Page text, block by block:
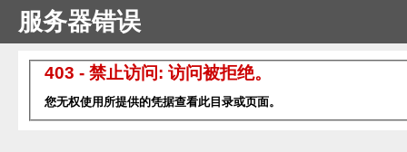
服务器错误
403 - 禁止访问: 访问被拒绝。
您无权使用所提供的凭据查看此目录或页面。